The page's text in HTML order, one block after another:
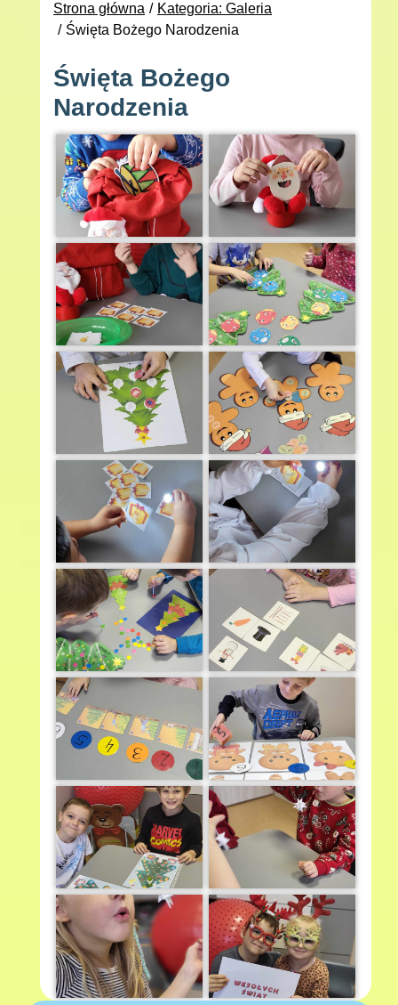
Strona główna
Kategoria: Galeria
Święta Bożego Narodzenia
Święta Bożego
Narodzenia